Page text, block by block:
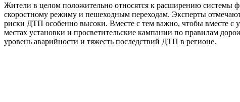
Жители в целом положительно относятся к расширению системы
скоростному режиму и пешеходным переходам. Эксперты
риски ДТП особенно высоки. Вместе с тем важно, чтобы вместе с
местах установки и просветительские кампании по правилам
уровень аварийности и тяжесть последствий ДТП в регионе.